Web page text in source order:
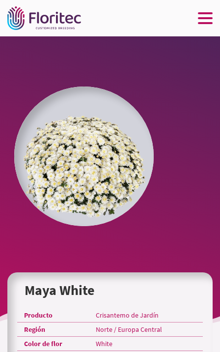
Maya White
Producto
Crisantemo de Jardín
Región
Norte / Europa Central
Color de flor
White